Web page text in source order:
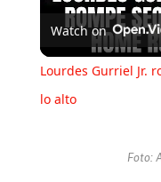
Watch on
Lourdes Gurriel Jr.
lo alto
Foto: